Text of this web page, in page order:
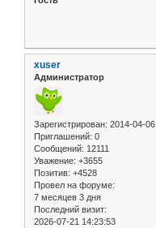
xuser
Администратор
Зарегистрирован: 2014-04-06
Приглашений: 0
Сообщений: 12111
Уважение: +3655
Позитив: +4528
Провел на форуме:
7 месяцев 3 дня
Последний визит:
2026-07-21 14:23:53